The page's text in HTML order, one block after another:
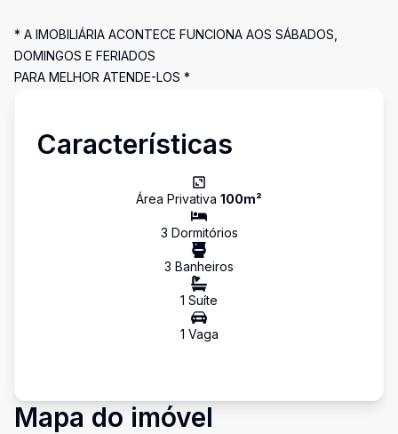
* A IMOBILIÁRIA ACONTECE FUNCIONA AOS SÁBADOS,
DOMINGOS E FERIADOS
PARA MELHOR ATENDE-LOS *
Características
Área Privativa 100m²
3 Dormitórios
3 Banheiros
1 Suíte
1 Vaga
Mapa do imóvel